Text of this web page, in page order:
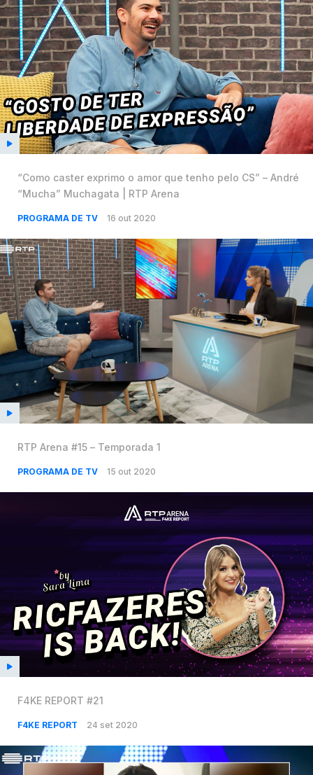
“Como caster exprimo o amor que tenho pelo CS” – André
“Mucha” Muchagata | RTP Arena
PROGRAMA DE TV 16 out 2020
RTP Arena #15 – Temporada 1
PROGRAMA DE TV 15 out 2020
F4KE REPORT #21
F4KE REPORT 24 set 2020